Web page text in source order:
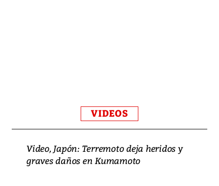
VIDEOS
Video, Japón: Terremoto deja heridos y
graves daños en Kumamoto